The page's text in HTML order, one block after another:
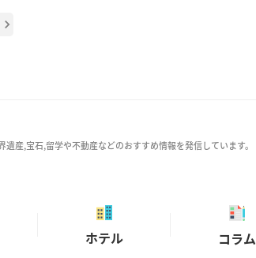
産,宝石,留学や不動産などのおすすめ情報を発信しています。
ホテル コラム